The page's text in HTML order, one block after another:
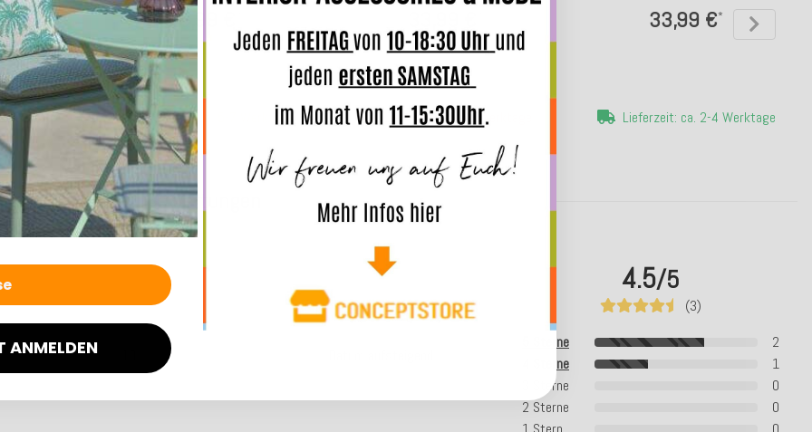
Bewertungen
4.5/5
(3)
5 Sterne
2
4 Sterne
1
3 Sterne
0
2 Sterne
0
28,99 €
Lieferzeit: ca. 5-7 Werktage Lieferzeit: ca. 14 Werktage
33,99 €*
Lieferzeit: ca. 2-4 Werktage
ANMELDEN